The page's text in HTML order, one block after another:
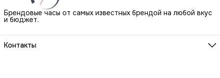
Брендовые часы от самых известных брендой на любой вкус
и бюджет.
Контакты